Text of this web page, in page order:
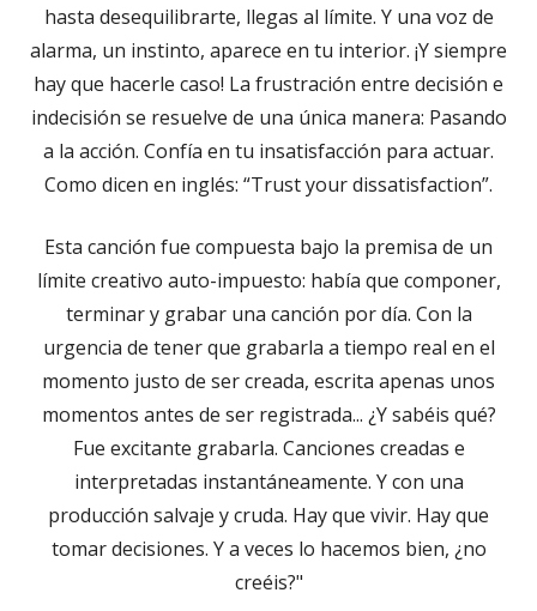
hasta desequilibrarte, llegas al límite. Y una voz de
alarma, un instinto, aparece en tu interior. ¡Y siempre
hay que hacerle caso! La frustración entre decisión e
indecisión se resuelve de una única manera: Pasando
a la acción. Confía en tu insatisfacción para actuar.
Como dicen en inglés: “Trust your dissatisfaction”.
Esta canción fue compuesta bajo la premisa de un
límite creativo auto-impuesto: había que componer,
terminar y grabar una canción por día. Con la
urgencia de tener que grabarla a tiempo real en el
momento justo de ser creada, escrita apenas unos
momentos antes de ser registrada... ¿Y sabéis qué?
Fue excitante grabarla. Canciones creadas e
interpretadas instantáneamente. Y con una
producción salvaje y cruda. Hay que vivir. Hay que
tomar decisiones. Y a veces lo hacemos bien, ¿no
creéis?"